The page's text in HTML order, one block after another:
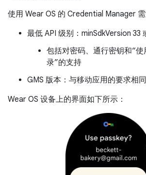
使用 Wear OS 的 Credential Manager
最低 API 级别：minSdkVersion 33
包括对密码、通行密钥和“
录”的支持
GMS 版本：与移动应用的要求相同
Wear OS 设备上的界面如下所示：